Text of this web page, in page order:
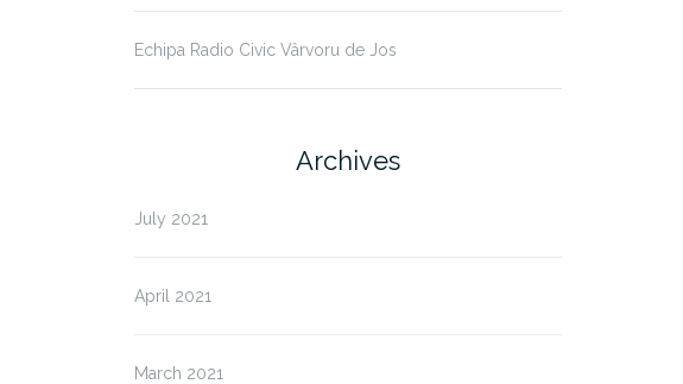
Echipa Radio Civic Vârvoru de Jos
Archives
July 2021
April 2021
March 2021